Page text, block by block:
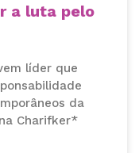
a luta pelo
líder que
da
Charifker*